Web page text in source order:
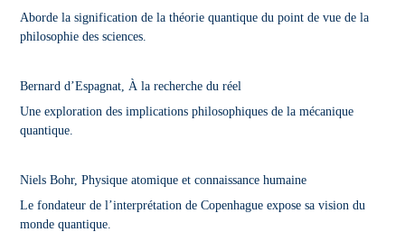
Aborde la signification de la théorie quantique du point de vue de la
philosophie des sciences.
Bernard d’Espagnat, À la recherche du réel
Une exploration des implications philosophiques de la mécanique
quantique.
Niels Bohr, Physique atomique et connaissance humaine
Le fondateur de l’interprétation de Copenhague expose sa vision du
monde quantique.